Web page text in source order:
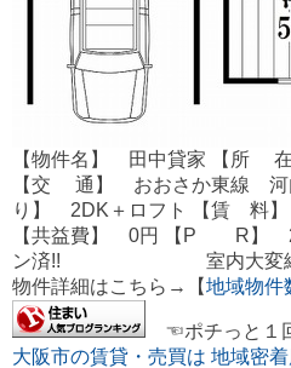
【物件名】 田中貸家 【所
【交 通】 おおさか東線 河
り】 2DK＋ロフト 【賃 料
【共益費】 0円 【P R】
ン済!! 室内大変綺麗で
物件詳細はこちら→【地域物件
☜ポチっと１
大阪市の賃貸・売買は 地域密